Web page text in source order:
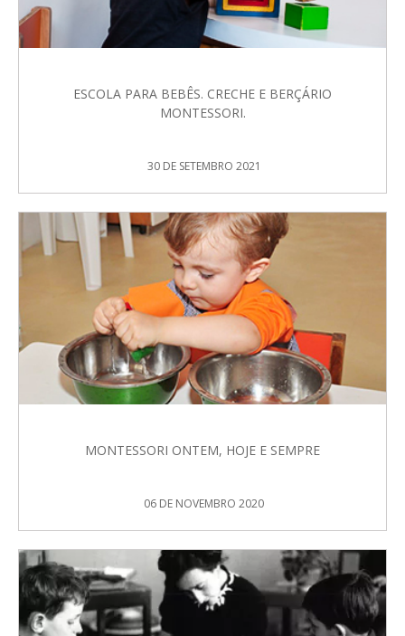
ESCOLA PARA BEBÊS. CRECHE E BERÇÁRIO
MONTESSORI.
30 DE SETEMBRO 2021
MONTESSORI ONTEM, HOJE E SEMPRE
06 DE NOVEMBRO 2020